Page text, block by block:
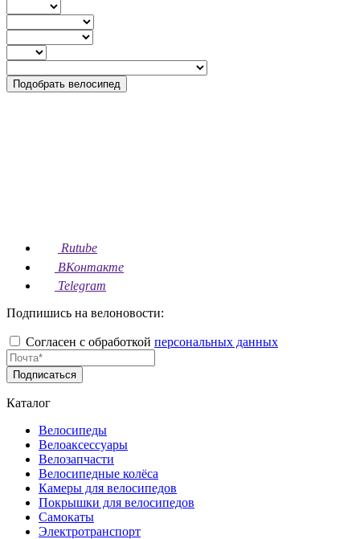
Подобрать велосипед
Rutube
ВКонтакте
Telegram
Подпишись на велоновости:
Согласен с обработкой персональных данных
Подписаться
Каталог
Велосипеды
Велоаксессуары
Велозапчасти
Велосипедные колёса
Камеры для велосипедов
Покрышки для велосипедов
Самокаты
Электротранспорт